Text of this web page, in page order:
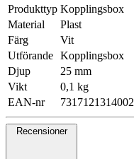
Produkttyp Kopplingsbox
Material
Plast
Färg
Vit
Utförande Kopplingsbox
Djup
25 mm
Vikt
0,1 kg
EAN-nr
7317121314002
Recensioner